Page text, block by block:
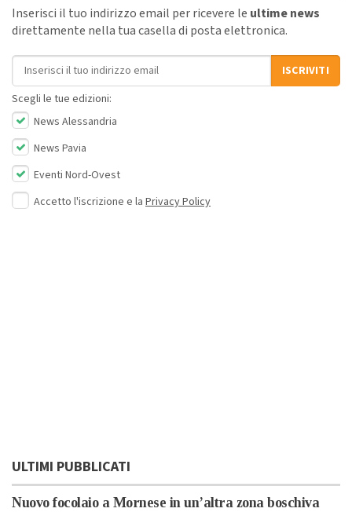
Inserisci il tuo indirizzo email per ricevere le ultime news
direttamente nella tua casella di posta elettronica.
Indirizzo email
ISCRIVITI
Scegli le tue edizioni:
News Alessandria
News Pavia
Eventi Nord-Ovest
Accetto l'iscrizione e la Privacy Policy
ULTIMI PUBBLICATI
Nuovo focolaio a Mornese in un’altra zona boschiva